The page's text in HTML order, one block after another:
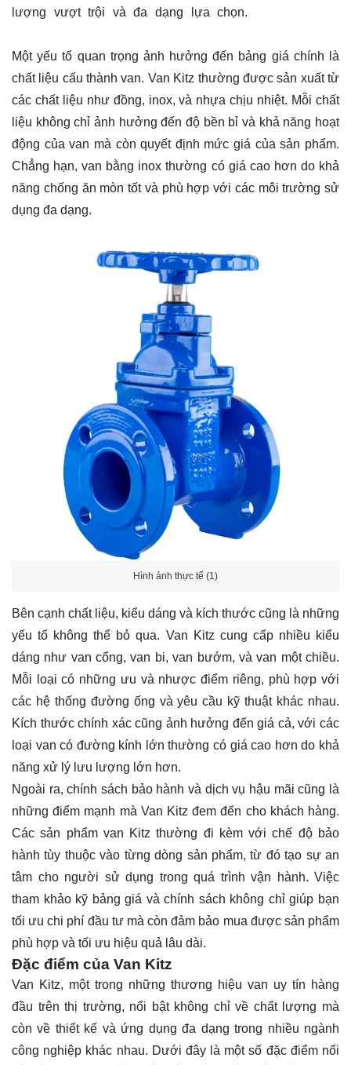
lượng vượt trội và đa dạng lựa chọn.
Một yếu tố quan trọng ảnh hưởng đến bảng giá chính là
chất liệu cấu thành van. Van Kitz thường được sản xuất từ
các chất liệu như đồng, inox, và nhựa chịu nhiệt. Mỗi chất
liệu không chỉ ảnh hưởng đến độ bền bỉ và khả năng hoạt
động của van mà còn quyết định mức giá của sản phẩm.
Chẳng hạn, van bằng inox thường có giá cao hơn do khả
năng chống ăn mòn tốt và phù hợp với các môi trường sử
dụng đa dạng.
Hình ảnh thực tế (1)
Bên cạnh chất liệu, kiểu dáng và kích thước cũng là những
yếu tố không thể bỏ qua. Van Kitz cung cấp nhiều kiểu
dáng như van cổng, van bi, van bướm, và van một chiều.
Mỗi loại có những ưu và nhược điểm riêng, phù hợp với
các hệ thống đường ống và yêu cầu kỹ thuật khác nhau.
Kích thước chính xác cũng ảnh hưởng đến giá cả, với các
loại van có đường kính lớn thường có giá cao hơn do khả
năng xử lý lưu lượng lớn hơn.
Ngoài ra, chính sách bảo hành và dịch vụ hậu mãi cũng là
những điểm mạnh mà Van Kitz đem đến cho khách hàng.
Các sản phẩm van Kitz thường đi kèm với chế độ bảo
hành tùy thuộc vào từng dòng sản phẩm, từ đó tạo sự an
tâm cho người sử dụng trong quá trình vận hành. Việc
tham khảo kỹ bảng giá và chính sách không chỉ giúp bạn
tối ưu chi phí đầu tư mà còn đảm bảo mua được sản phẩm
phù hợp và tối ưu hiệu quả lâu dài.
Đặc điểm của Van Kitz
Van Kitz, một trong những thương hiệu van uy tín hàng
đầu trên thị trường, nổi bật không chỉ về chất lượng mà
còn về thiết kế và ứng dụng đa dạng trong nhiều ngành
công nghiệp khác nhau. Dưới đây là một số đặc điểm nổi